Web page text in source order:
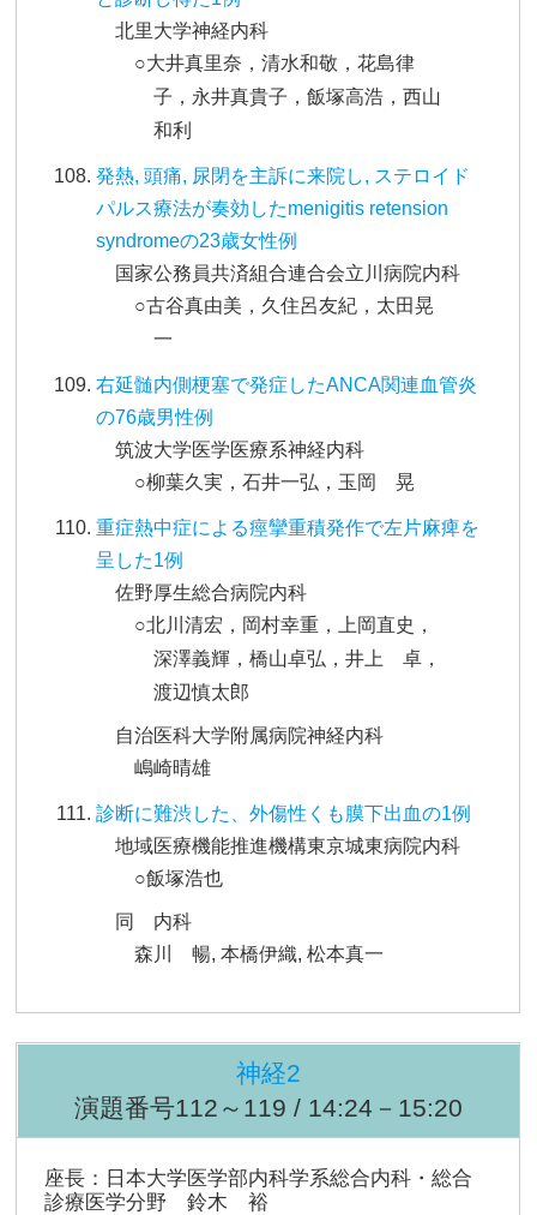
北里大学神経内科
○大井真里奈，清水和敬，花島律
子，永井真貴子，飯塚高浩，西山
和利
発熱, 頭痛, 尿閉を主訴に来院し, ステロイド
パルス療法が奏効したmenigitis retension
syndromeの23歳女性例
国家公務員共済組合連合会立川病院内科
○古谷真由美，久住呂友紀，太田晃
一
右延髄内側梗塞で発症したANCA関連血管炎
の76歳男性例
筑波大学医学医療系神経内科
○柳葉久実，石井一弘，玉岡 晃
重症熱中症による痙攣重積発作で左片麻痺を
呈した1例
佐野厚生総合病院内科
○北川清宏，岡村幸重，上岡直史，
深澤義輝，橋山卓弘，井上 卓，
渡辺慎太郎
自治医科大学附属病院神経内科
嶋崎晴雄
診断に難渋した、外傷性くも膜下出血の1例
地域医療機能推進機構東京城東病院内科
○飯塚浩也
同 内科
森川 暢, 本橋伊織, 松本真一
神経2
演題番号112～119 / 14:24－15:20
座長：日本大学医学部内科学系総合内科・総合
診療医学分野 鈴木 裕